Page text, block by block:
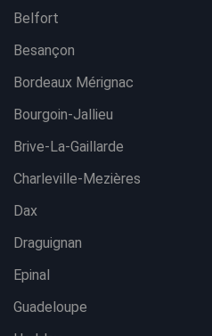
Belfort
Besançon
Bordeaux Mérignac
Bourgoin-Jallieu
Brive-La-Gaillarde
Charleville-Mezières
Dax
Draguignan
Epinal
Guadeloupe